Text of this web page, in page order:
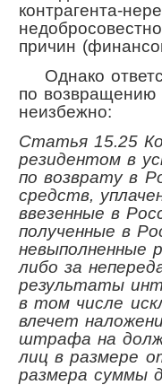
контрагента-
причин
Однако
по возвращению
неизбежно:
Статья 15.25
резидентом в
по возврату в
средств,
ввезенные в
полученные в
невыполненные
либо за
результаты
в том числе
влечет
штрафа на
лиц в размере
размера суммы